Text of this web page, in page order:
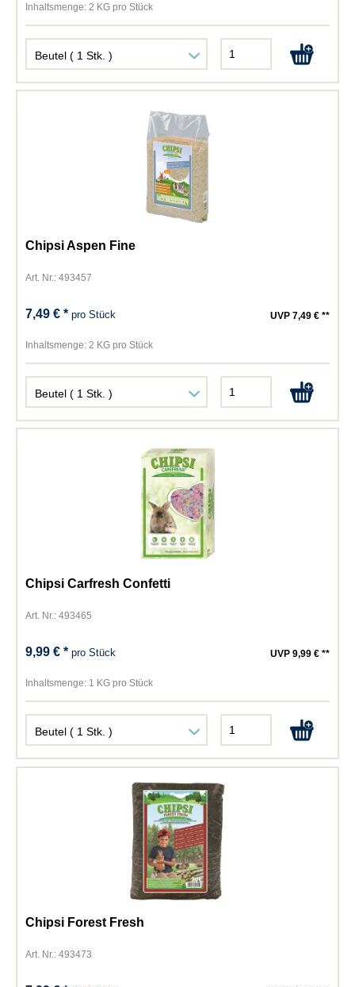
Inhaltsmenge: 2 KG pro Stück
Chipsi Aspen Fine
Art. Nr.: 493457
7,49 € *pro Stück UVP 7,49 € **
Inhaltsmenge: 2 KG pro Stück
Chipsi Carfresh Confetti
Art. Nr.: 493465
9,99 € *pro Stück UVP 9,99 € **
Inhaltsmenge: 1 KG pro Stück
Chipsi Forest Fresh
Art. Nr.: 493473